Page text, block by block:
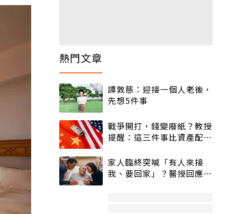
熱門文章
譚敦慈：迎接一個人老後，
先想5件事
戰爭開打，錢變廢紙？教授
提醒：這三件事比資產配置
家人臨終突喊「有人來接
我、要回家」？醫授回應方